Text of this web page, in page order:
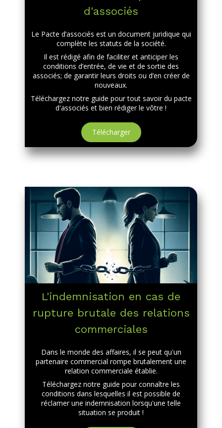
d'associés
Le Pacte d’associés est un document juridique qui
complète les statuts de la société.
Il est rédigé afin de faciliter et anticiper les
conditions d’entrée, de vie et de sortie des
associés; de garantir leurs droits ou d’en créer de
nouveaux.
Téléchargez notre guide pour tout savoir du pacte
d'associés et bien rédiger le vôtre !
Télécharger
L'indemnisation en cas de
rupture brutale des relations
commerciales
Dans le monde des affaires, il se peut qu'un
partenaire commercial rompe brutalement une
relation commerciale établie.
Téléchargez notre guide pour connaître les
conditions dans lesquelles il est possible de
réclamer une indemnisation lorsqu'une telle
situation se produit !